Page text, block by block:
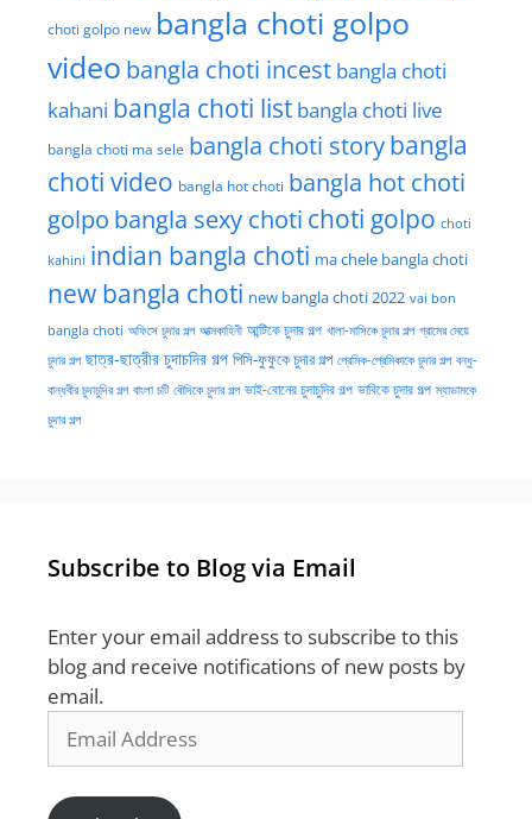
choti golpo new bangla choti golpo
video bangla choti incest bangla choti
kahani bangla choti list bangla choti live
bangla choti ma sele bangla choti storybangla
choti video bangla hot choti bangla hot choti
golpo bangla sexy choti choti golpo choti
kahini indian bangla choti ma chele bangla choti
new bangla choti new bangla choti 2022 vai bon
bangla choti অফিসে চুদার গল্প আত্মকাহিনী আন্টিকে চুদার গল্প খালা-মাসিকে চুদার গল্প গ্রামের মেয়ে
চুদার গল্প ছাত্র-ছাত্রীর চুদাচদির গল্প পিসি-ফুফুকে চুদার গল্প প্রেমিক-প্রেমিকাকে চুদার গল্প বন্ধু-
বান্ধবীর চুদাচুদির গল্প বাংলা চটি বৌদিকে চুদার গল্প ভাই-বোনের চুদাচুদির গল্প ভাবিকে চুদার গল্প ম্যাডামকে
চুদার গল্প
Subscribe to Blog via Email
Enter your email address to subscribe to this
blog and receive notifications of new posts by
email.
Address